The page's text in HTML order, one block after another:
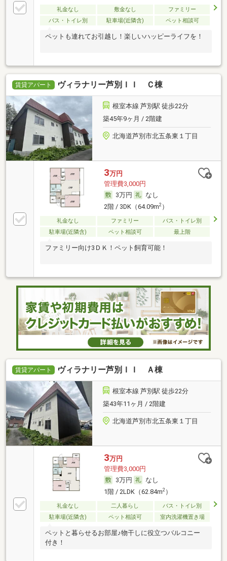
礼金なし 敷金なし
ファミリー
バス・トイレ別
駐車場(近隣含) ペット相談可
ペットも連れてお引越し！楽しいハッピーライフを！
賃貸アパート ヴィラナリー芦別ＩＩ Ｃ棟
根室本線 芦別駅 徒歩22分
築45年9ヶ月 / 2階建
北海道芦別市北五条東１丁目
3万円
管理費3,000円
3万円
なし
2階 / 3DK（64.09m2）
礼金なし ファミリー
バス・トイレ別
駐車場(近隣含)
ペット相談可 最上階
ファミリー向け3ＤＫ！ペット飼育可能！
賃貸アパート ヴィラナリー芦別ＩＩ Ａ棟
根室本線 芦別駅 徒歩22分
築43年11ヶ月 / 2階建
北海道芦別市北五条東１丁目
3万円
管理費3,000円
3万円
なし
1階 / 2LDK（62.84m2）
礼金なし 二人暮らし
バス・トイレ別
駐車場(近隣含)
ペット相談可 室内洗濯機置き場
ペットと暮らせるお部屋♪物干しに役立つバルコニー
付き！